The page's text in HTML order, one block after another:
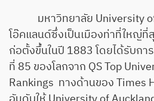
มหาวิทยาลัย University of
โอ๊คแลนด์ซึ่งเป็นเมืองท่าที่ใหญ่
ก่อตั้งขึ้นในปี 1883 โดยได้รับก
ที่ 85 ของโลกจาก QS Top
Rankings ทางด้านของ Times